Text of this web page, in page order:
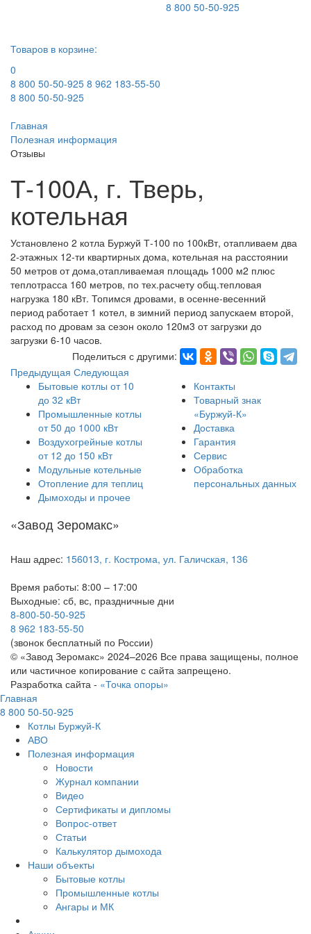
8 800 50-50-925
Товаров в корзине:
0
8 800 50-50-925 8 962 183-55-50
8 800 50-50-925
Главная
Полезная информация
Отзывы
Т-100А, г. Тверь,
котельная
Установлено 2 котла Буржуй Т-100 по 100кВт, отапливаем два
2-этажных 12-ти квартирных дома, котельная на расстоянии
50 метров от дома,отапливаемая площадь 1000 м2 плюс
теплотрасса 160 метров, по тех.расчету общ.тепловая
нагрузка 180 кВт. Топимся дровами, в осенне-весенний
период работает 1 котел, в зимний период запускаем второй,
расход по дровам за сезон около 120м3 от загрузки до
загрузки 6-10 часов.
Поделиться с другими:
Предыдущая Следующая
Бытовые котлы от 10
до 32 кВт
Промышленные котлы
от 50 до 1000 кВт
Воздухогрейные котлы
от 12 до 150 кВт
Модульные котельные
Отопление для теплиц
Дымоходы и прочее
Контакты
Товарный знак
«Буржуй-К»
Доставка
Гарантия
Сервис
Обработка
персональных данных
«Завод Зеромакс»
Наш адрес: 156013, г. Кострома, ул. Галичская, 136
Время работы: 8:00 – 17:00
Выходные: сб, вс, праздничные дни
8-800-50-50-925
8 962 183-55-50
(звонок бесплатный по России)
© «Завод Зеромакс» 2024–2026 Все права защищены, полное
или частичное копирование с сайта запрещено.
Разработка сайта - «Точка опоры»
Главная
8 800 50-50-925
Котлы Буржуй-К
АВО
Полезная информация
Новости
Журнал компании
Видео
Сертификаты и дипломы
Вопрос-ответ
Статьи
Калькулятор дымохода
Наши объекты
Бытовые котлы
Промышленные котлы
Ангары и МК